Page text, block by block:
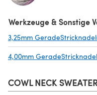
Werkzeuge & Sonstige
3,25mm
4,00mm
COWL NECK